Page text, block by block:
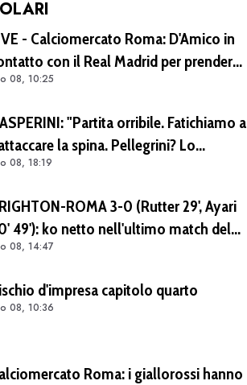
- Calciomercato Roma: D'Amico in
con il Real Madrid per prendere
in prestito con diritto di riscatto.
08, 10:25
"Partita orribile. Fatichiamo a
la spina. Pellegrini? Lo
in campo tra un mese.
08, 18:19
ROMA 3-0 (Rutter 29', Ayari
49'): ko netto nell'ultimo match del
britannico (FOTO e VIDEO)
08, 14:47
d'impresa capitolo quarto
08, 10:36
Roma: i giallorossi hanno